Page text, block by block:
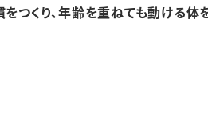
つくり、年齢を重ねても動ける体